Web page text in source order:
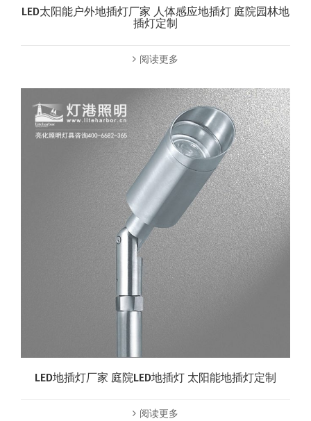
LED太阳能户外地插灯厂家 人体感应地插灯 庭院园林地
插灯定制
阅读更多
LED地插灯厂家 庭院LED地插灯 太阳能地插灯定制
阅读更多